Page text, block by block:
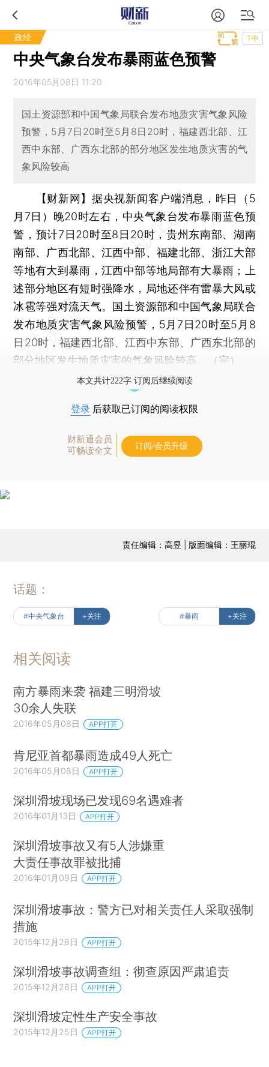
政经 T中
中央气象台发布暴雨蓝色预警
2016年05月08日 11:20
国土资源部和中国气象局联合发布地质灾害气象风险
预警，5月7日20时至5月8日20时，福建西北部、江
西中东部、广西东北部的部分地区发生地质灾害的气
象风险较高
【财新网】据央视新闻客户端消息，昨日（5
月7日）晚20时左右，中央气象台发布暴雨蓝色预
警，预计7日20时至8日20时，贵州东南部、湖南
南部、广西北部、江西中部、福建北部、浙江大部
等地有大到暴雨，江西中部等地局部有大暴雨；上
述部分地区有短时强降水，局地还伴有雷暴大风或
冰雹等强对流天气。国土资源部和中国气象局联合
发布地质灾害气象风险预警，5月7日20时至5月8
日20时，福建西北部、江西中东部、广西东北部的
部分地区发生地质灾害的气象风险较高。（完）
本文共计222字 订阅后继续阅读
登录 后获取已订阅的阅读权限
财新通会员
可畅读全文
订阅/会员升级
责任编辑：高昱 | 版面编辑：王丽琨
话题：
#中央气象台 +关注 #暴雨 +关注
相关阅读
南方暴雨来袭 福建三明滑坡
30余人失联
2016年05月08日 APP打开
肯尼亚首都暴雨造成49人死亡
2016年05月08日 APP打开
深圳滑坡现场已发现69名遇难者
2016年01月13日 APP打开
深圳滑坡事故又有5人涉嫌重
大责任事故罪被批捕
2016年01月09日 APP打开
深圳滑坡事故：警方已对相关责任人采取强制
措施
2015年12月28日 APP打开
深圳滑坡事故调查组：彻查原因严肃追责
2015年12月26日 APP打开
深圳滑坡定性生产安全事故
2015年12月25日 APP打开